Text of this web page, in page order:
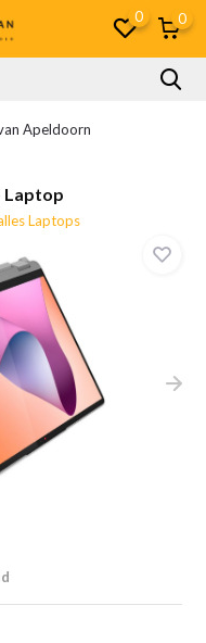
0 0
Apeldoorn
Laptop
Laptops